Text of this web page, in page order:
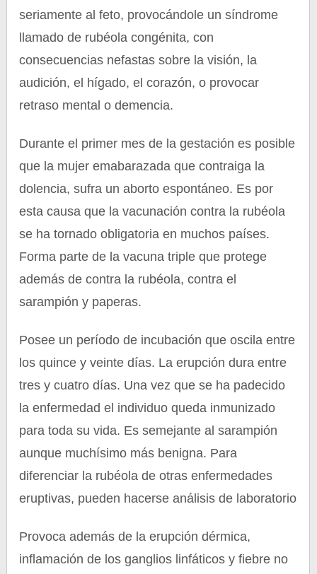
seriamente al feto, provocándole un síndrome
llamado de rubéola congénita, con
consecuencias nefastas sobre la visión, la
audición, el hígado, el corazón, o provocar
retraso mental o demencia.
Durante el primer mes de la gestación es posible
que la mujer emabarazada que contraiga la
dolencia, sufra un aborto espontáneo. Es por
esta causa que la vacunación contra la rubéola
se ha tornado obligatoria en muchos países.
Forma parte de la vacuna triple que protege
además de contra la rubéola, contra el
sarampión y paperas.
Posee un período de incubación que oscila entre
los quince y veinte días. La erupción dura entre
tres y cuatro días. Una vez que se ha padecido
la enfermedad el individuo queda inmunizado
para toda su vida. Es semejante al sarampión
aunque muchísimo más benigna. Para
diferenciar la rubéola de otras enfermedades
eruptivas, pueden hacerse análisis de laboratorio
Provoca además de la erupción dérmica,
inflamación de los ganglios linfáticos y fiebre no